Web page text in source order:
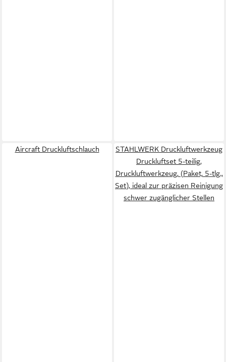
Aircraft Druckluftschlauch
STAHLWERK Druckluftwerkzeug
Druckluftset 5-teilig,
Druckluftwerkzeug, (Paket, 5-tlg.,
Set), ideal zur präzisen Reinigung
schwer zugänglicher Stellen